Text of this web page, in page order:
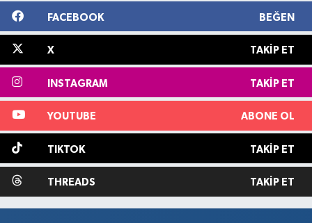
FACEBOOK BEĞEN
X TAKIP ET
INSTAGRAM TAKIP ET
YOUTUBE ABONE OL
TIKTOK TAKIP ET
THREADS TAKIP ET